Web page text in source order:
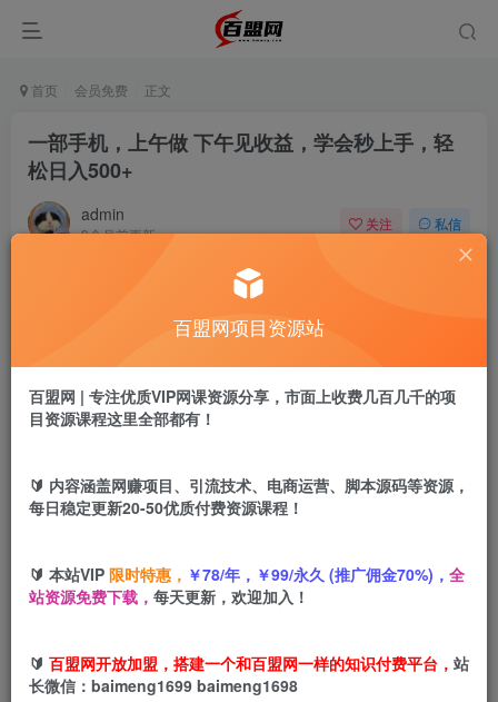
首页 会员免费 正文
一部手机，上午做 下午见收益，学会秒上手，轻
松日入500+
admin
9个月前更新
关注 私信
一部手机，上午做 下午见收益，学会秒上手，轻松日入500+
盟币 9.9
立即购买
日入500+，完全解放双手，这个项目也是我们内
百盟网项目资源站
百盟网 | 专注优质VIP网课资源分享，市面上收费几百几千的项
目资源课程这里全部都有！
🔰 内容涵盖网赚项目、引流技术、电商运营、脚本源码等资源，
每日稳定更新20-50优质付费资源课程！
🔰 本站VIP 限时特惠， ￥78/年，￥99/永久 (推广佣金70%)， 全
站资源免费下载， 每天更新，欢迎加入！
🔰 百盟网开放加盟，搭建一个和百盟网一样的知识付费平台， 站
长微信：baimeng1699 baimeng1698